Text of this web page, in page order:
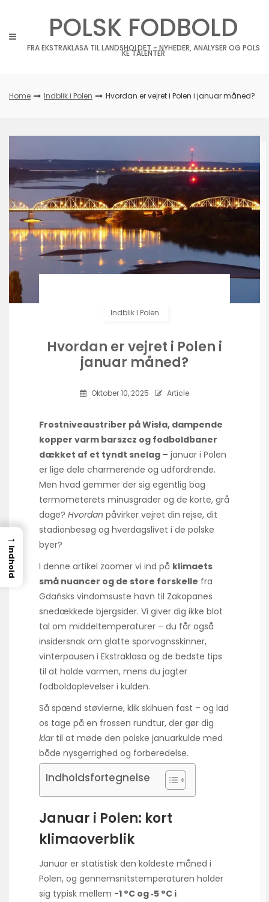
POLSK FODBOLD
FRA EKSTRAKLASA TIL LANDSHOLDET - NYHEDER, ANALYSER OG POLS
KE TALENTER
Home Indblik i Polen Hvordan er vejret i Polen i januar måned?
Indblik I Polen
Hvordan er vejret i Polen i
januar måned?
Oktober 10, 2025 Article
Frostniveaustriber på Wisła, dampende
kopper varm barszcz og fodboldbaner
dækket af et tyndt snelag – januar i Polen
er lige dele charmerende og udfordrende.
Men hvad gemmer der sig egentlig bag
termometerets minusgrader og de korte, grå
dage? Hvordan påvirker vejret din rejse, dit
stadionbesøg og hverdagslivet i de polske
byer?
I denne artikel zoomer vi ind på klimaets
små nuancer og de store forskelle fra
Gdańsks vindomsuste havn til Zakopanes
snedækkede bjergsider. Vi giver dig ikke blot
tal om middeltemperaturer – du får også
insidersnak om glatte sporvognsskinner,
vinterpausen i Ekstraklasa og de bedste tips
til at holde varmen, mens du jagter
fodboldoplevelser i kulden.
Så spænd støvlerne, klik skihuen fast – og lad
os tage på en frossen rundtur, der gør dig
klartil at møde den polske januarkulde med
både nysgerrighed og forberedelse.
Indholdsfortegnelse
Januar i Polen: kort
klimaoverblik
Januar er statistisk den koldeste måned i
Polen, og gennemsnitstemperaturen holder
sig typisk mellem -1 °C og ‑5 °C i
→
Indhold